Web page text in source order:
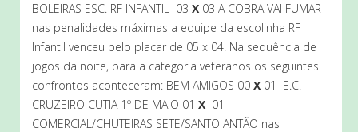
BOLEIRAS ESC. RF INFANTIL 03 X 03 A COBRA VAI FUMAR
nas penalidades máximas a equipe da escolinha RF
Infantil venceu pelo placar de 05 x 04. Na sequência de
jogos da noite, para a categoria veteranos os seguintes
confrontos aconteceram: BEM AMIGOS 00 X 01 E.C.
CRUZEIRO CUTIA 1º DE MAIO 01 X 01
COMERCIAL/CHUTEIRAS SETE/SANTO ANTÃO nas